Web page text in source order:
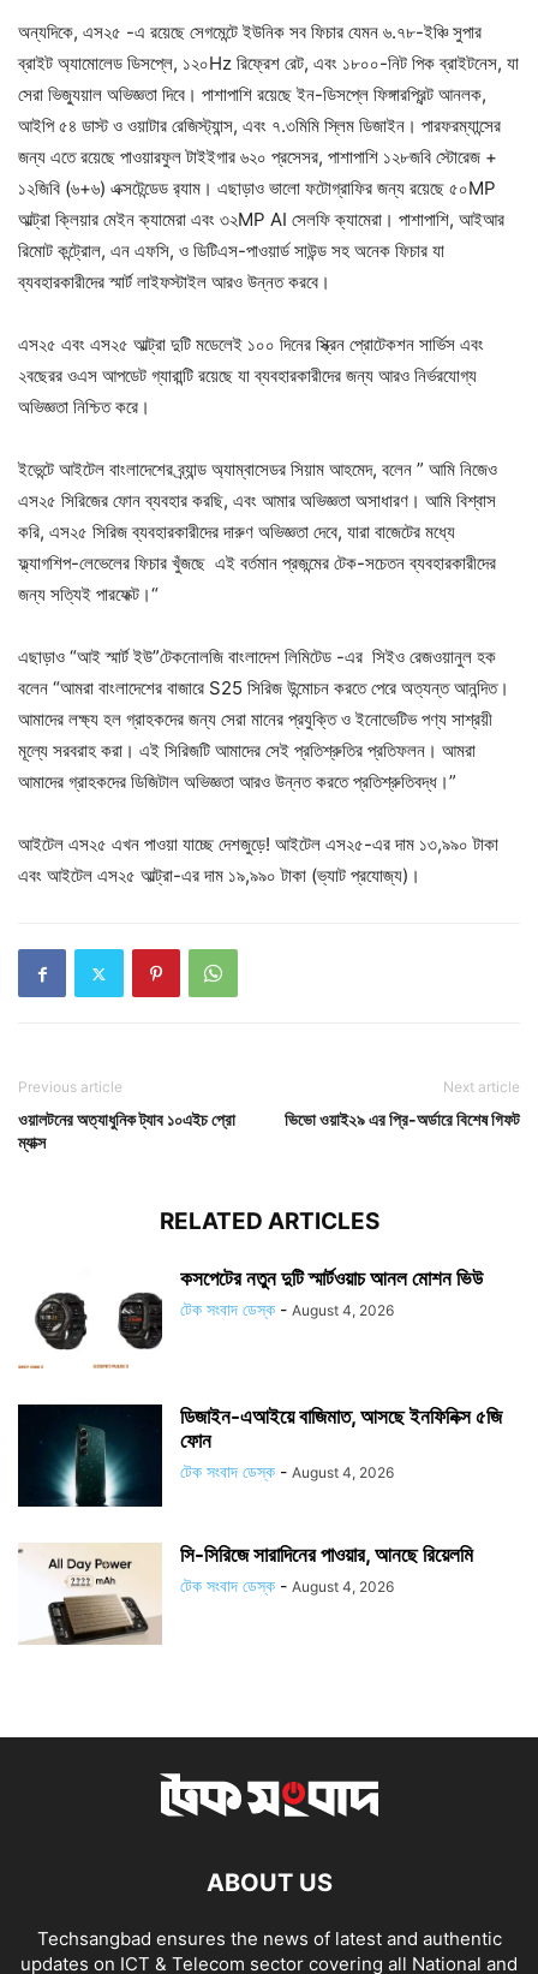
অন্যদিকে, এস২৫ -এ রয়েছে সেগমেন্টে ইউনিক সব ফিচার যেমন ৬.৭৮-ইঞ্চি সুপার
ব্রাইট অ্যামোলেড ডিসপ্লে, ১২০Hz রিফ্রেশ রেট, এবং ১৮০০-নিট পিক ব্রাইটনেস, যা
সেরা ভিজ্যুয়াল অভিজ্ঞতা দিবে। পাশাপাশি রয়েছে ইন-ডিসপ্লে ফিঙ্গারপ্রিন্ট আনলক,
আইপি ৫৪ ডাস্ট ও ওয়াটার রেজিস্ট্যান্স, এবং ৭.৩মিমি স্লিম ডিজাইন। পারফরম্যান্সের
জন্য এতে রয়েছে পাওয়ারফুল টাইইগার ৬২০ প্রসেসর, পাশাপাশি ১২৮জবি স্টোরেজ +
১২জিবি (৬+৬) এক্সটেন্ডেড র‍্যাম। এছাড়াও ভালো ফটোগ্রাফির জন্য রয়েছে ৫০MP
আল্ট্রা ক্লিয়ার মেইন ক্যামেরা এবং ৩২MP AI সেলফি ক্যামেরা। পাশাপাশি, আইআর
রিমোট কন্ট্রোল, এন এফসি, ও ডিটিএস-পাওয়ার্ড সাউন্ড সহ অনেক ফিচার যা
ব্যবহারকারীদের স্মার্ট লাইফস্টাইল আরও উন্নত করবে।
এস২৫ এবং এস২৫ আল্ট্রা দুটি মডেলেই ১০০ দিনের স্ক্রিন প্রোটেকশন সার্ভিস এবং
২বছেরর ওএস আপডেট গ্যারান্টি রয়েছে যা ব্যবহারকারীদের জন্য আরও নির্ভরযোগ্য
অভিজ্ঞতা নিশ্চিত করে।
ইভেন্টে আইটেল বাংলাদেশের ব্র্যান্ড অ্যাম্বাসেডর সিয়াম আহমেদ, বলেন ” আমি নিজেও
এস২৫ সিরিজের ফোন ব্যবহার করছি, এবং আমার অভিজ্ঞতা অসাধারণ। আমি বিশ্বাস
করি, এস২৫ সিরিজ ব্যবহারকারীদের দারুণ অভিজ্ঞতা দেবে, যারা বাজেটের মধ্যে
ফ্ল্যাগশিপ-লেভেলের ফিচার খুঁজছে এই বর্তমান প্রজন্মের টেক-সচেতন ব্যবহারকারীদের
জন্য সত্যিই পারফেক্ট।“
এছাড়াও “আই স্মার্ট ইউ”টেকনোলজি বাংলাদেশ লিমিটেড -এর সিইও রেজওয়ানুল হক
বলেন “আমরা বাংলাদেশের বাজারে S25 সিরিজ উন্মোচন করতে পেরে অত্যন্ত আনন্দিত।
আমাদের লক্ষ্য হল গ্রাহকদের জন্য সেরা মানের প্রযুক্তি ও ইনোভেটিভ পণ্য সাশ্রয়ী
মূল্যে সরবরাহ করা। এই সিরিজটি আমাদের সেই প্রতিশ্রুতির প্রতিফলন। আমরা
আমাদের গ্রাহকদের ডিজিটাল অভিজ্ঞতা আরও উন্নত করতে প্রতিশ্রুতিবদ্ধ।”
আইটেল এস২৫ এখন পাওয়া যাচ্ছে দেশজুড়ে! আইটেল এস২৫-এর দাম ১৩,৯৯০ টাকা
এবং আইটেল এস২৫ আল্ট্রা-এর দাম ১৯,৯৯০ টাকা (ভ্যাট প্রযোজ্য)।
Previous article
ওয়ালটনের অত্যাধুনিক ট্যাব ১০এইচ প্রো
ম্যাক্স
Next article
ভিভো ওয়াই২৯ এর প্রি-অর্ডারে বিশেষ গিফট
RELATED ARTICLES
কসপেটের নতুন দুটি স্মার্টওয়াচ আনল মোশন ভিউ
টেক সংবাদ ডেস্ক - August 4, 2026
ডিজাইন-এআইয়ে বাজিমাত, আসছে ইনফিনিক্স ৫জি
ফোন
টেক সংবাদ ডেস্ক - August 4, 2026
সি-সিরিজে সারাদিনের পাওয়ার, আনছে রিয়েলমি
টেক সংবাদ ডেস্ক - August 4, 2026
ABOUT US
Techsangbad ensures the news of latest and authentic
updates on ICT & Telecom sector covering all National and